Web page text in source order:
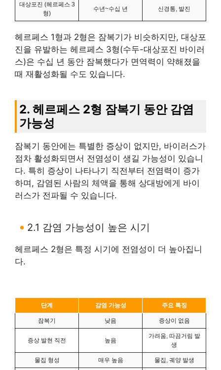
대상포진 (헤르페스 3
형)
수년~수십 년 신경통, 발진
헤르페스 1형과 2형은 잠복기가 비슷하지만, 대상포
진을 유발하는 헤르페스 3형(수두-대상포진 바이러
스)은 수십 년 동안 잠복했다가 면역력이 약해졌을
때 재활성화될 수도 있습니다.
2. 헤르페스 2형 잠복기 동안 감염
가능성
잠복기 동안에는 특별한 증상이 없지만, 바이러스가
점차 활성화되면서 전염성이 생길 가능성이 있습니
다. 특히 증상이 나타나기 직전부터 전염력이 증가
하며, 감염된 사람의 체액을 통해 상대방에게 바이
러스가 전파될 수 있습니다.
2.1 감염 가능성이 높은 시기
헤르페스 2형은 특정 시기에 전염성이 더 높아집니
다.
단계 감염 가능성 주요 특징
잠복기 낮음 증상이 없음
증상 발현 직전 높음
가려움, 따끔거림 발
생
물집 형성 매우 높음 물집, 궤양 발생